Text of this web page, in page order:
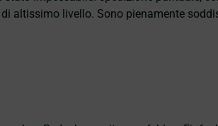
altissimo livello. Sono pienamente